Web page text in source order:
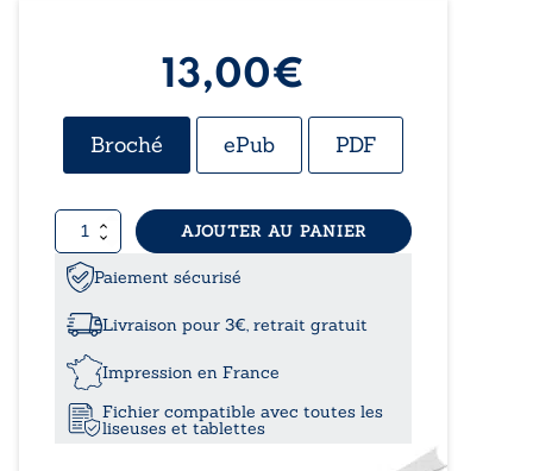
13,00€
Broché ePub PDF
quantité
de
Les
élucubrations
d’un
désorienté
AJOUTER AU PANIER
Paiement sécurisé
Livraison pour 3€, retrait gratuit
Impression en France
Fichier compatible avec toutes les
liseuses et tablettes